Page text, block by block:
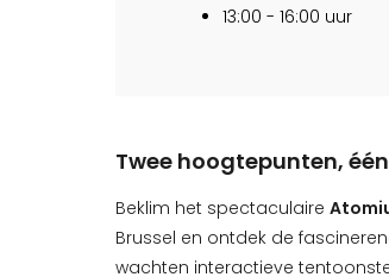
13:00 - 16:00 uur
Twee hoogtepunten,
Beklim het spectaculaire
Brussel en ontdek de
wachten interactieve